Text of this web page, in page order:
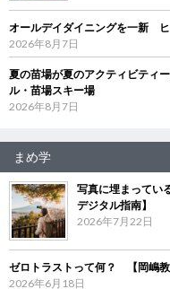
オールデイダイニングを一新
2026年8月7日
夏の苗場が夏のアクティビティ
ル・苗場スキー場
2026年8月7日
まめ学
写真に埋まってい
デジタル指南】
2026年7月22日
ゼロトラストって何？ 【岡嶋教
2026年6月18日